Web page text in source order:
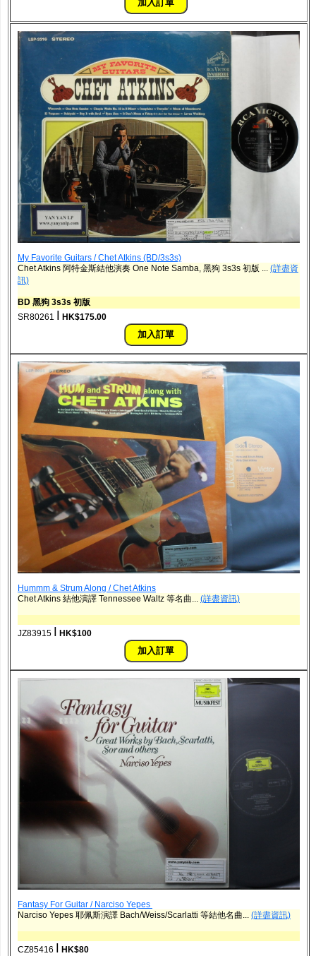
My Favorite Guitars / Chet Atkins (BD/3s3s)
Chet Atkins 阿特金斯結他演奏 One Note Samba, 黑狗 3s3s 初版 ... (詳盡資
訊)
BD 黑狗 3s3s 初版
SR80261 ǀ HK$175.00
Hummm & Strum Along / Chet Atkins
Chet Atkins 結他演譯 Tennessee Waltz 等名曲... (詳盡資訊)
JZ83915 ǀ HK$100
Fantasy For Guitar / Narciso Yepes ‎
Narciso Yepes 耶佩斯演譯 Bach/Weiss/Scarlatti 等結他名曲... (詳盡資訊)
CZ85416 ǀ HK$80